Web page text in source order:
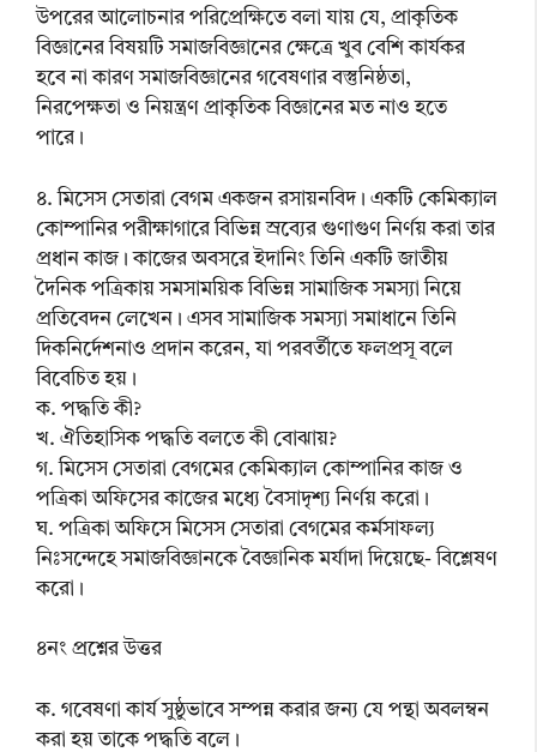
উপরের আলোচনার পরিপ্রেক্ষিতে বলা যায় যে, প্রাকৃতিক
বিজ্ঞানের বিষয়টি সমাজবিজ্ঞানের ক্ষেত্রে খুব বেশি কার্যকর
হবে না কারণ সমাজবিজ্ঞানের গবেষণার বস্তুনিষ্ঠতা,
নিরপেক্ষতা ও নিয়ন্ত্রণ প্রাকৃতিক বিজ্ঞানের মত নাও হতে
পারে।
৪. মিসেস সেতারা বেগম একজন রসায়নবিদ। একটি কেমিক্যাল
কোম্পানির পরীক্ষাগারে বিভিন্ন স্রব্যের গুণাগুণ নির্ণয় করা তার
প্রধান কাজ। কাজের অবসরে ইদানিং তিনি একটি জাতীয়
দৈনিক পত্রিকায় সমসাময়িক বিভিন্ন সামাজিক সমস্যা নিয়ে
প্রতিবেদন লেখেন। এসব সামাজিক সমস্যা সমাধানে তিনি
দিকনির্দেশনাও প্রদান করেন, যা পরবর্তীতে ফলপ্রসূ বলে
বিবেচিত হয়।
ক. পদ্ধতি কী?
খ. ঐতিহাসিক পদ্ধতি বলতে কী বোঝায়?
গ. মিসেস সেতারা বেগমের কেমিক্যাল কোম্পানির কাজ ও
পত্রিকা অফিসের কাজের মধ্যে বৈসাদৃশ্য নির্ণয় করো।
ঘ. পত্রিকা অফিসে মিসেস সেতারা বেগমের কর্মসাফল্য
নিঃসন্দেহে সমাজবিজ্ঞানকে বৈজ্ঞানিক মর্যাদা দিয়েছে- বিশ্লেষণ
করো।
৪নং প্রশ্নের উত্তর
ক. গবেষণা কার্য সুষ্ঠুভাবে সম্পন্ন করার জন্য যে পন্থা অবলম্বন
করা হয় তাকে পদ্ধতি বলে।